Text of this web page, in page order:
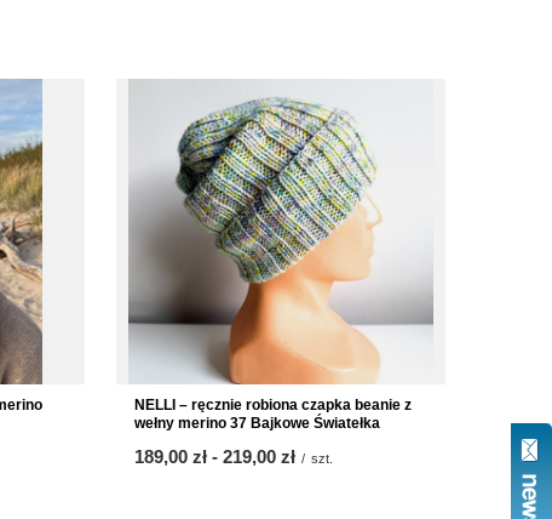
NELLI – ręcznie robiona czapka beanie z
wełny merino 37 Bajkowe Światełka
od
189,00 zł - do
219,00 zł / szt.